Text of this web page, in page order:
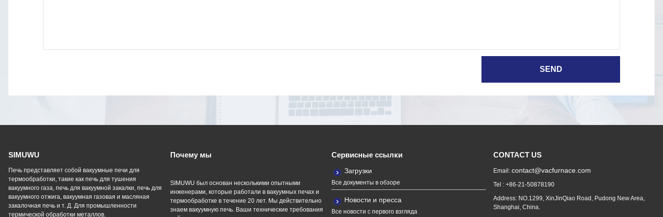
SIMUWU
Печь представляет собой вакуумные печи для
термообработки, такие как печь для тушения
вакуумного газа, печь для вакуумной закалки, печь для
вакуумного отжига, вакуумная газовая и масляная
закалочная печь и т. Д. Для промышленности
термической обработки металлов.
Почему мы
SIMUWU был основан несколькими опытными
инженерами, которые работали в вакуумных печах и
термообработке в течение 20 лет. Мы действительно
знаем вакуумную печь. Ваши технические требования
Сервисные ссылки
Загрузки
Все документы в обзоре
Новости и пресса
Все новости с первого взгляда
CONTACT US
Email: contact@vacfurnace.com
Tel : +86-21-50878190
Address: NO.1299, XinJinQiao Road, Pudong New Area,
Shanghai, China.